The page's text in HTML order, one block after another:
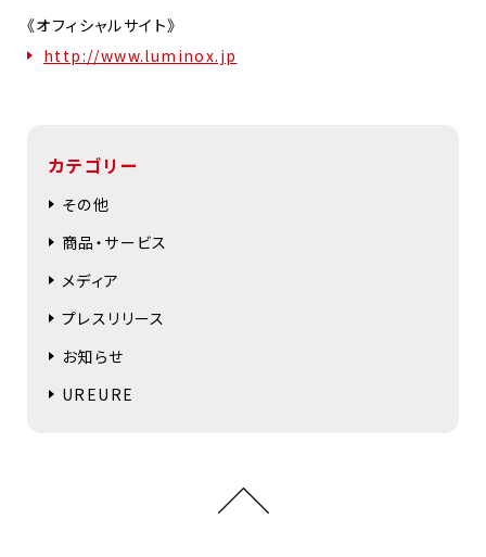
《オフィシャルサイト》
http://www.luminox.jp
カテゴリー
その他
商品・サービス
メディア
プレスリリース
お知らせ
UREURE